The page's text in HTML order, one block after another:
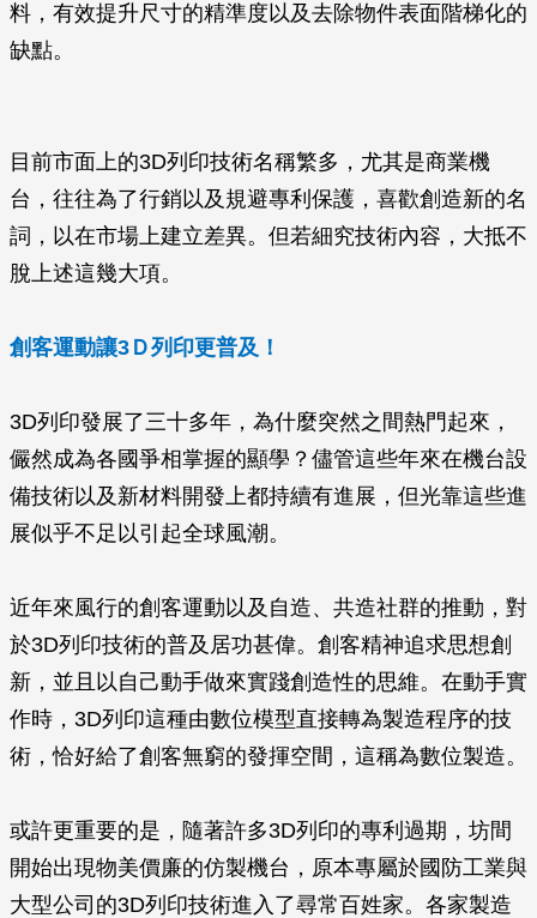
料，有效提升尺寸的精準度以及去除物件表面階梯化的
缺點。
目前市面上的3D列印技術名稱繁多，尤其是商業機
台，往往為了行銷以及規避專利保護，喜歡創造新的名
詞，以在市場上建立差異。但若細究技術內容，大抵不
脫上述這幾大項。
創客運動讓3Ｄ列印更普及！
3D列印發展了三十多年，為什麼突然之間熱門起來，
儼然成為各國爭相掌握的顯學？儘管這些年來在機台設
備技術以及新材料開發上都持續有進展，但光靠這些進
展似乎不足以引起全球風潮。
近年來風行的創客運動以及自造、共造社群的推動，對
於3D列印技術的普及居功甚偉。創客精神追求思想創
新，並且以自己動手做來實踐創造性的思維。在動手實
作時，3D列印這種由數位模型直接轉為製造程序的技
術，恰好給了創客無窮的發揮空間，這稱為數位製造。
或許更重要的是，隨著許多3D列印的專利過期，坊間
開始出現物美價廉的仿製機台，原本專屬於國防工業與
大型公司的3D列印技術進入了尋常百姓家。各家製造